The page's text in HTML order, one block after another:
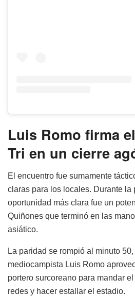
Luis Romo firma
Tri en un cierre
El encuentro fue sumamente
claras para los locales. Durante la
oportunidad más clara fue un
Quiñones que terminó en las
asiático.
La paridad se rompió al minuto 50,
mediocampista Luis Romo
portero surcoreano para mandar
redes y hacer estallar el estadio.